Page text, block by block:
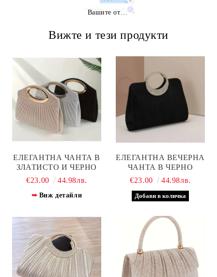
Вижте и тези продукти
ЕЛЕГАНТНА ЧАНТА В
ЗЛАТИСТО И ЧЕРНО
€23.00
44.98лв.
Виж детайли
ЕЛЕГАНТНА ВЕЧЕРНА
ЧАНТА В ЧЕРНО
€23.00
44.98лв.